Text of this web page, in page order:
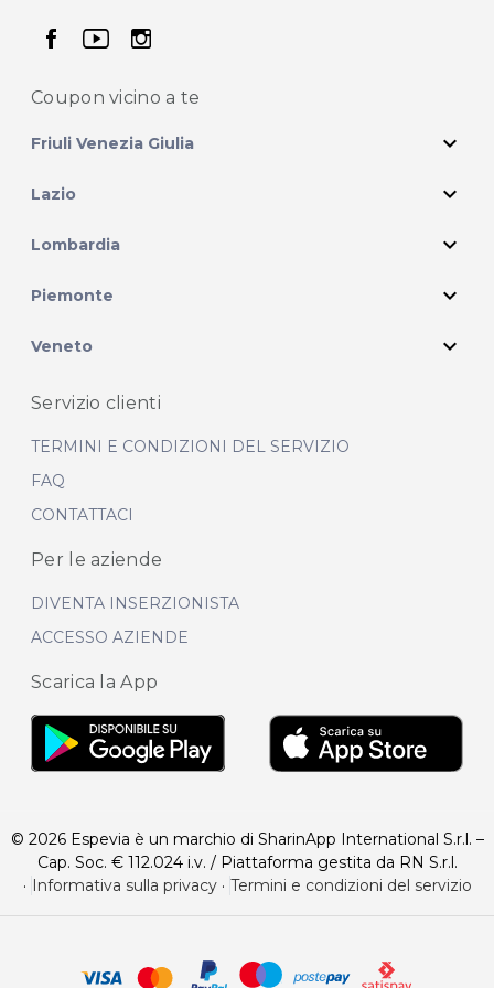
seguici su facebook
seguici su youtube
seguici su instagram
Coupon vicino a te
Friuli Venezia Giulia expand_more
Lazio expand_more
Lombardia expand_more
Piemonte expand_more
Veneto expand_more
Servizio clienti
TERMINI E CONDIZIONI DEL SERVIZIO
FAQ
CONTATTACI
Per le aziende
DIVENTA INSERZIONISTA
ACCESSO AZIENDE
Scarica la App
© 2026 Espevia è un marchio di SharinApp International S.r.l. –
Cap. Soc. € 112.024 i.v. / Piattaforma gestita da RN S.r.l.
· Informativa sulla privacy· Termini e condizioni del servizio